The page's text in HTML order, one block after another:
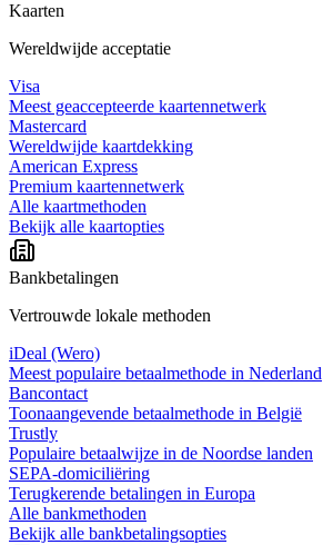
Kaarten
Wereldwijde acceptatie
Visa
Meest geaccepteerde kaartennetwerk
Mastercard
Wereldwijde kaartdekking
American Express
Premium kaartennetwerk
Alle kaartmethoden
Bekijk alle kaartopties
Bankbetalingen
Vertrouwde lokale methoden
iDeal (Wero)
Meest populaire betaalmethode in Nederland
Bancontact
Toonaangevende betaalmethode in België
Trustly
Populaire betaalwijze in de Noordse landen
SEPA-domiciliëring
Terugkerende betalingen in Europa
Alle bankmethoden
Bekijk alle bankbetalingsopties